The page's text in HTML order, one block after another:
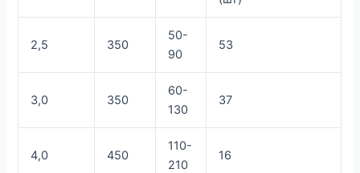
2,5 350
50-
90
53
3,0 350
60-
130
37
4,0 450
110-
210
16